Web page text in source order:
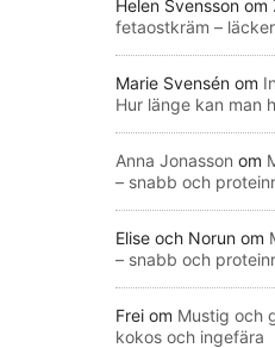
Helen Svensson om
fetaostkräm –
Marie Svensén om
Hur länge kan man
Anna Jonasson om
– snabb och
Elise och Norun om
– snabb och
Frei om Mustig och
kokos och ingefära